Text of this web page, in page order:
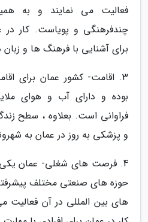
فعالیت می نمایند و به
چندفرهنگی و پویاست. کار در
برای آشنایی با فرهنگ ها و
3. اقامت- کشور عمان برای
بوده و دارای آب و هوای
فراوانی است. بعلاوه ، سطح
و پزشکی به روز در عمان به
4. فرصت های شغلی- عمان
حوزه های صنعتی مختلف
های بین المللی در آن فعالیت